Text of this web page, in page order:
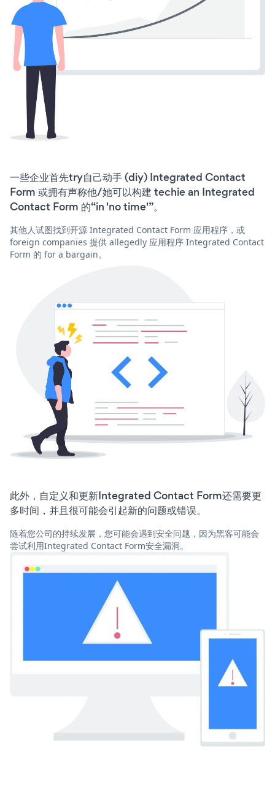
一些企业首先try自己动手 (diy) Integrated Contact
Form 或拥有声称他/她可以构建 techie an Integrated
Contact Form 的“in 'no time'”。
其他人试图找到开源 Integrated Contact Form 应用程序，或
foreign companies 提供 allegedly 应用程序 Integrated Contact
Form 的 for a bargain。
此外，自定义和更新Integrated Contact Form还需要更
多时间，并且很可能会引起新的问题或错误。
随着您公司的持续发展，您可能会遇到安全问题，因为黑客可能会
尝试利用Integrated Contact Form安全漏洞。